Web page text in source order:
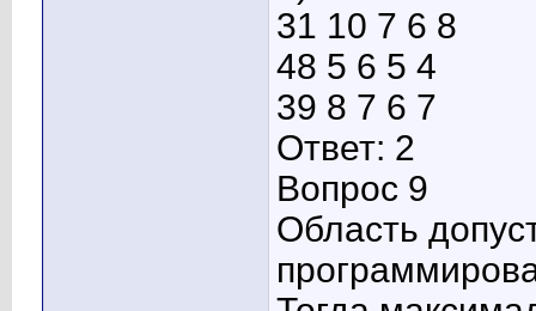
31 10 7 6 8
48 5 6 5 4
39 8 7 6 7
Ответ: 2
Вопрос 9
Область